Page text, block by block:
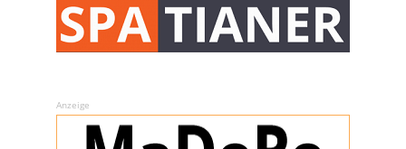
Anzeige